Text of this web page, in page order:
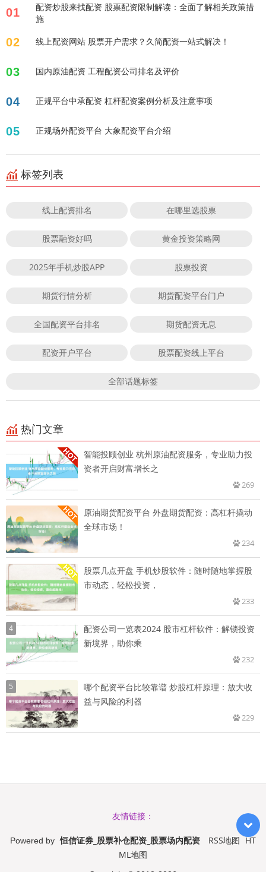
01
配资炒股来找配资 股票配资限制解读：全面了解相关政策措
施
02 线上配资网站 股票开户需求？久简配资一站式解决！
03 国内原油配资 工程配资公司排名及评价
04 正规平台中承配资 杠杆配资案例分析及注意事项
05 正规场外配资平台 大象配资平台介绍
标签列表
线上配资排名 在哪里选股票
股票融资好吗 黄金投资策略网
2025年手机炒股APP 股票投资
期货行情分析 期货配资平台门户
全国配资平台排名 期货配资无息
配资开户平台 股票配资线上平台
全部话题标签
热门文章
智能投顾创业 杭州原油配资服务，专业助力投
资者开启财富增长之
269
原油期货配资平台 外盘期货配资：高杠杆撬动
全球市场！
234
股票几点开盘 手机炒股软件：随时随地掌握股
市动态，轻松投资，
233
4
配资公司一览表2024 股市杠杆软件：解锁投资
新境界，助你乘
232
5
哪个配资平台比较靠谱 炒股杠杆原理：放大收
益与风险的利器
229
友情链接：
Powered by 恒信证券_股票补仓配资_股票场内配资 RSS地图 HT
ML地图